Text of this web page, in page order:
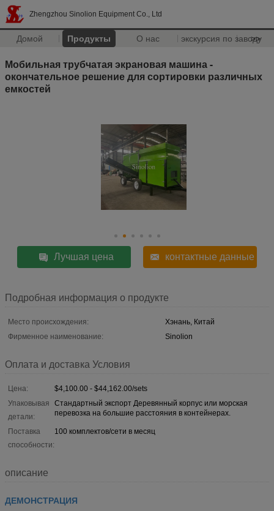
Zhengzhou Sinolion Equipment Co., Ltd
Домой Продукты О нас экскурсия по заводу
>>
Мобильная трубчатая экрановая машина -
окончательное решение для сортировки различных
емкостей
Лучшая цена контактные данные
Подробная информация о продукте
Место происхождения:
Хэнань, Китай
Фирменное наименование:
Sinolion
Оплата и доставка Условия
Цена:
$4,100.00 - $44,162.00/sets
Упаковывая
детали:
Стандартный экспорт Деревянный корпус или морская
перевозка на большие расстояния в контейнерах.
Поставка
способности:
100 комплектов/сети в месяц
описание
ДЕМОНСТРАЦИЯ